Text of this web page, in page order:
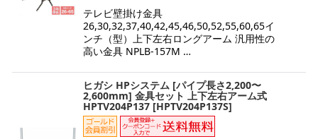
テレビ壁掛け金具
26,30,32,37,40,42,45,46,50,52,55,60,65イ
ンチ（型）上下左右ロングアーム 汎用性の
高い金具 NPLB-157M …
ヒガシ HPシステム [パイプ長さ2,200〜
2,600mm] 金具セット 上下左右アーム式
HPTV204P137 [HPTV204P137S]